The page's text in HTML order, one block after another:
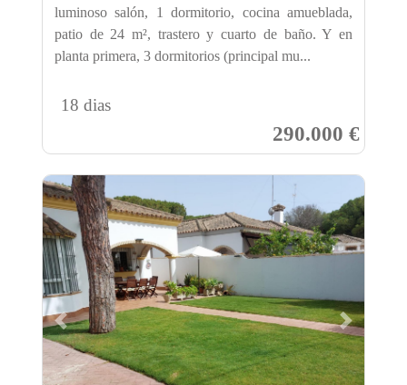
luminoso salón, 1 dormitorio, cocina amueblada,
patio de 24 m², trastero y cuarto de baño. Y en
planta primera, 3 dormitorios (principal mu...
18 dias
290.000 €
Previous Next